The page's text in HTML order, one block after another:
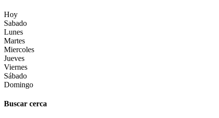
Hoy
Sabado
Lunes
Martes
Miercoles
Jueves
Viernes
Sábado
Domingo
Buscar cerca